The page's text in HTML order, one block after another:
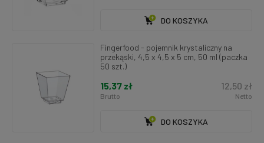
DO KOSZYKA
Fingerfood - pojemnik krystaliczny na
przekąski, 4,5 x 4,5 x 5 cm, 50 ml (paczka
50 szt.)
15,37 zł
Brutto
12,50 zł
Netto
DO KOSZYKA